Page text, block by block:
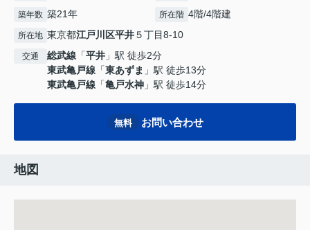
築年数 築21年 所在階 4階/4階建
所在地 東京都江戸川区平井５丁目8-10
交通 総武線 「平井 」駅 徒歩2分
東武亀戸線 「東あずま 」駅 徒歩13分
東武亀戸線 「亀戸水神 」駅 徒歩14分
無料 お問い合わせ
地図